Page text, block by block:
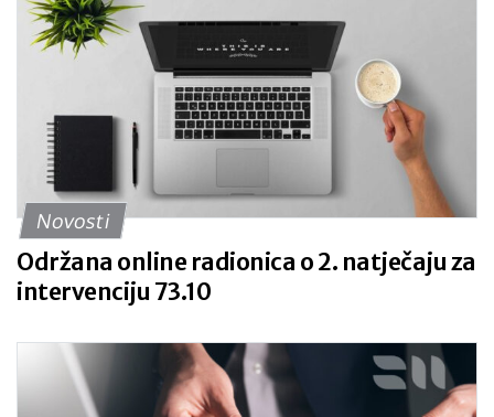
Novosti
Održana online radionica o 2. natječaju za
intervenciju 73.10